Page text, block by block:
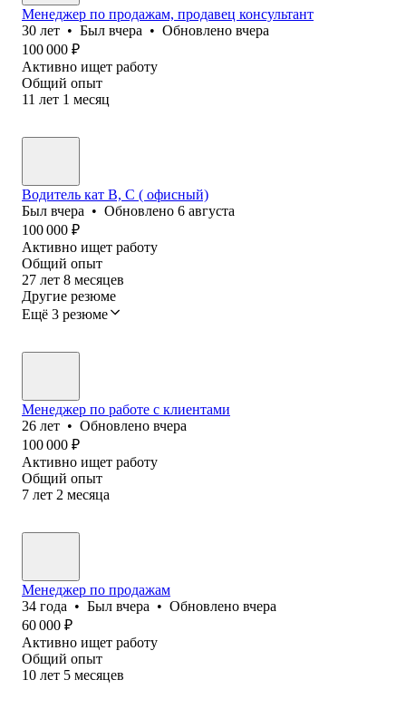
Менеджер по продажам, продавец консультант
30 лет • Был вчера • Обновлено вчера
100 000 ₽
Активно ищет работу
Общий опыт
11 лет 1 месяц
Водитель кат В, С ( офисный)
Был вчера • Обновлено 6 августа
100 000 ₽
Активно ищет работу
Общий опыт
27 лет 8 месяцев
Другие резюме
Ещё 3 резюме
Менеджер по работе с клиентами
26 лет • Обновлено вчера
100 000 ₽
Активно ищет работу
Общий опыт
7 лет 2 месяца
Менеджер по продажам
34 года • Был вчера • Обновлено вчера
60 000 ₽
Активно ищет работу
Общий опыт
10 лет 5 месяцев